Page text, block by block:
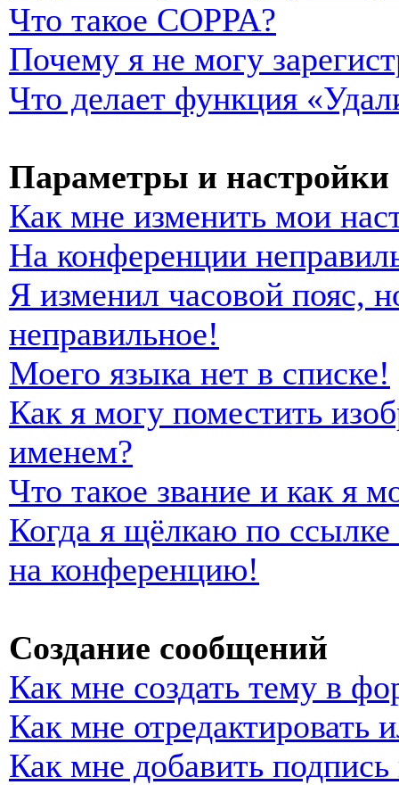
Что такое COPPA?
Почему я не могу
Что делает функция
Параметры и настройки
Как мне изменить мои
На конференции
Я изменил часовой пояс,
неправильное!
Моего языка нет в списке!
Как я могу поместить
именем?
Что такое звание и как я
Когда я щёлкаю по
на конференцию!
Создание сообщений
Как мне создать тему в
Как мне отредактировать
Как мне добавить